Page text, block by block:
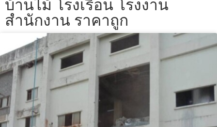
บ้านไม้ โรงเรือน โรงงาน
สำนักงาน ราคาถูก